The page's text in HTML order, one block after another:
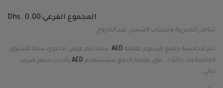
المجموع الفرعي:Dhs. 0.00
شامل الضريبة وحساب الشحن عند الخروج
تتم محاسبة جميع الرسوم بعملة AED. بينما يتم عرض محتوى سلة التسوق
الخاصة بك حاليًا بـ ، فإن عملية الدفع ستستخدم AED بأحدث سعر صرف
حالي.